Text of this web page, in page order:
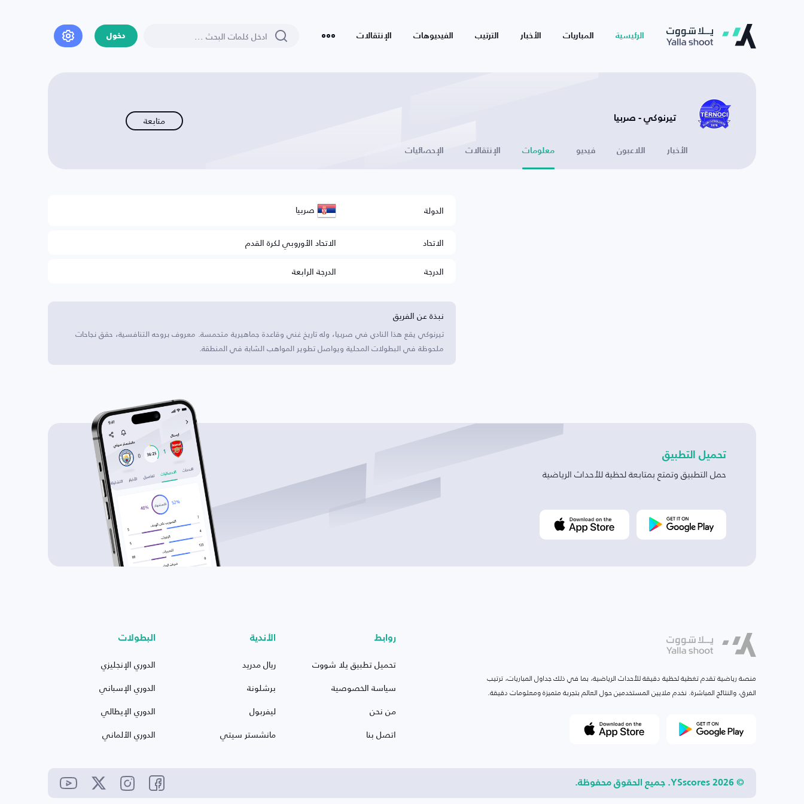
الرئيسية المباريات الأخبار الترتيب الفيديوهات الإنتقالات دخول
تيرنوكي - صربيا متابعة
الأخبار اللاعبون فيديو معلومات الإنتقالات الإحصائيات
الدولة صربيا
الاتحاد
الاتحاد الأوروبي لكرة القدم
الدرجة
الدرجة الرابعة
نبذة عن الفريق
تيرنوكي يقع هذا النادي في صربيا، وله تاريخ غني وقاعدة جماهيرية متحمسة. معروف بروحه التنافسية، حقق نجاحات
ملحوظة في البطولات المحلية ويواصل تطوير المواهب الشابة في المنطقة.
تحميل التطبيق
حمل التطبيق وتمتع بمتابعة لحظية للأحداث الرياضية
منصة رياضية تقدم تغطية لحظية دقيقة للأحداث الرياضية، بما في ذلك جداول المباريات، ترتيب
الفرق، والنتائج المباشرة. نخدم ملايين المستخدمين حول العالم بتجربة متميزة ومعلومات دقيقة.
روابط
تحميل تطبيق يلا شووت
سياسة الخصوصية
من نحن
اتصل بنا
الأندية
ريال مدريد
برشلونة
ليفربول
مانشستر سيتي
البطولات
الدوري الإنجليزي
الدوري الإسباني
الدوري الإيطالي
الدوري الألماني
© 2026 YSscores. جميع الحقوق محفوظة.